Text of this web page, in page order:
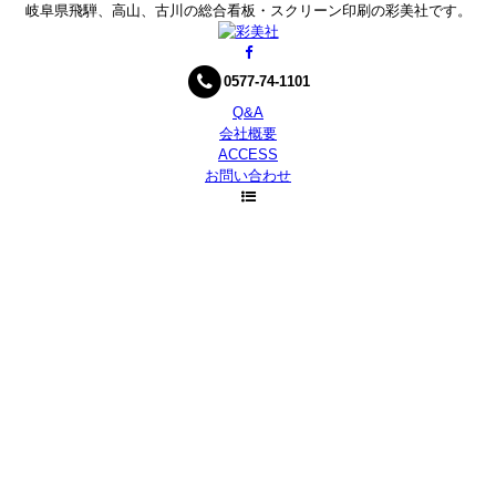
岐阜県飛騨、高山、古川の総合看板・スクリーン印刷の彩美社です。
0577-74-1101
Q&A
会社概要
ACCESS
お問い合わせ